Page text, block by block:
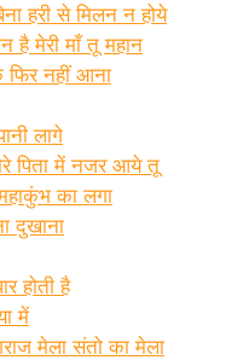
हरी से मिलन न होये
है मेरी माँ तू महान
फिर नहीं आना
लागे
पिता में नजर आये तू
का लगा
दुखाना
होती है
में
मेला संतो का मेला